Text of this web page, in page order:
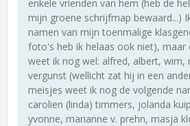
enkele vrienden van hem (heb de
mijn groene schrijfmap bewaard...)
namen van mijn toenmalige
foto's heb ik helaas ook niet), maar
weet ik nog wel: alfred, albert, wim,
vergunst (wellicht zat hij in een
meisjes weet ik nog de volgende
carolien (linda) timmers, jolanda
yvonne, marianne v. prehn, masja